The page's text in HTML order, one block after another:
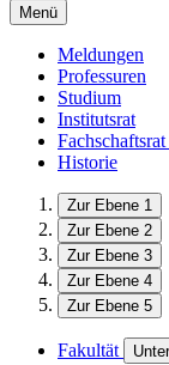
Menü
Meldungen
Professuren
Studium
Institutsrat
Historie
Zur Ebene 1
Zur Ebene 2
Zur Ebene 3
Zur Ebene 4
Zur Ebene 5
Fakultät